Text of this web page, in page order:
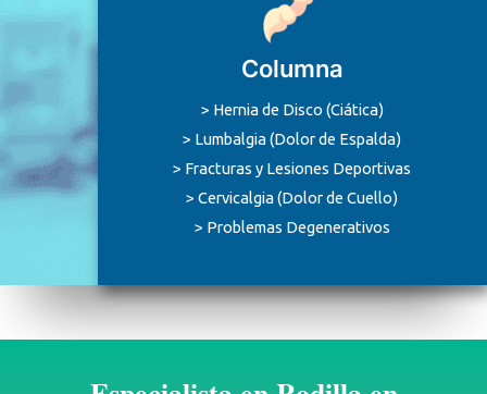
Columna
> Hernia de Disco (Ciática)
> Lumbalgia (Dolor de Espalda)
> Fracturas y Lesiones Deportivas
> Cervicalgia (Dolor de Cuello)
> Problemas Degenerativos